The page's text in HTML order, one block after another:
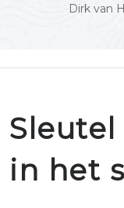
Dirk van
in het